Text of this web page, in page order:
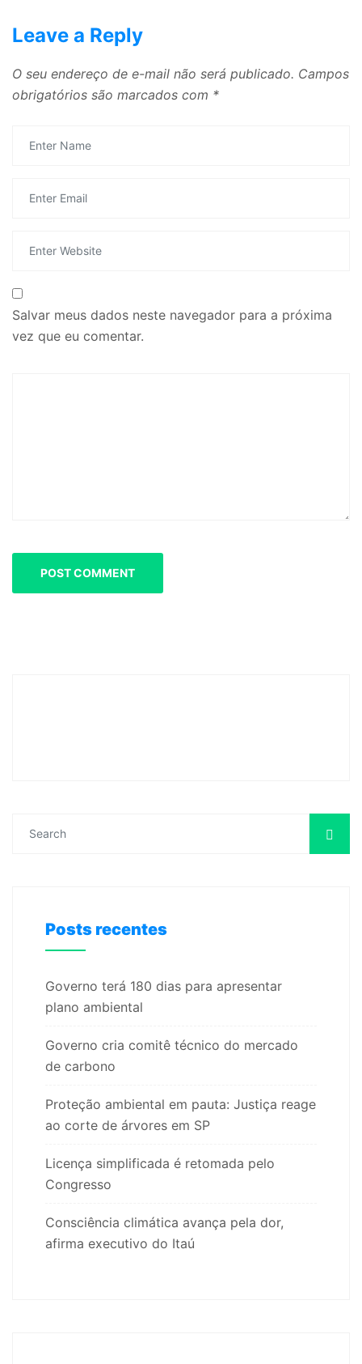
Leave a Reply
O seu endereço de e-mail não será publicado. Campos
obrigatórios são marcados com *
Salvar meus dados neste navegador para a próxima
vez que eu comentar.
Posts recentes
Governo terá 180 dias para apresentar
plano ambiental
Governo cria comitê técnico do mercado
de carbono
Proteção ambiental em pauta: Justiça reage
ao corte de árvores em SP
Licença simplificada é retomada pelo
Congresso
Consciência climática avança pela dor,
afirma executivo do Itaú